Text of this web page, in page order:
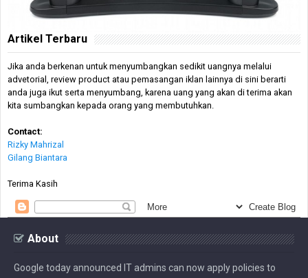
Artikel Terbaru
Jika anda berkenan untuk menyumbangkan sedikit uangnya melalui
advetorial, review product atau pemasangan iklan lainnya di sini berarti
anda juga ikut serta menyumbang, karena uang yang akan di terima akan
kita sumbangkan kepada orang yang membutuhkan.
Contact:
Rizky Mahrizal
Gilang Biantara
Terima Kasih
About
Google today announced IT admins can now apply policies to